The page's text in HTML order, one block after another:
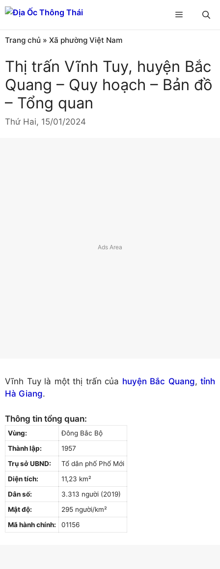
Chuyển
đến
nội
dung
Menu
Trang chủ » Xã phường Việt Nam
Thị trấn Vĩnh Tuy, huyện Bắc
Quang – Quy hoạch – Bản đồ
– Tổng quan
Thứ Hai, 15/01/2024
Vĩnh Tuy là một thị trấn của huyện Bắc Quang, tỉnh
Hà Giang.
Thông tin tổng quan:
Vùng:
Đông Bắc Bộ
Thành lập:
1957
Trụ sở UBND:
Tổ dân phố Phố Mới
Diện tích:
11,23 km²
Dân số:
3.313 người (2019)
Mật độ:
295 người/km²
Mã hành chính:
01156